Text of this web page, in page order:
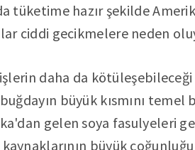
tüketime hazır şekilde
ciddi gecikmelere neden
işlerin daha da
büyük kısmını
gelen soya fasulyeleri
büyük